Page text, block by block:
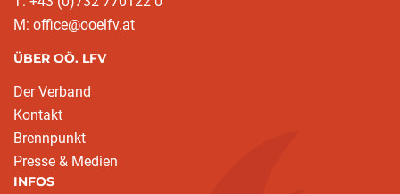
M: office@ooelfv.at
ÜBER OÖ. LFV
Der Verband
Kontakt
Brennpunkt
Presse & Medien
INFOS